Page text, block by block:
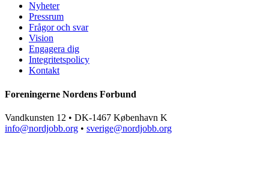
Nyheter
Pressrum
Frågor och svar
Vision
Engagera dig
Integritetspolicy
Kontakt
Foreningerne Nordens Forbund
Vandkunsten 12 • DK-1467 København K
info@nordjobb.org • sverige@nordjobb.org